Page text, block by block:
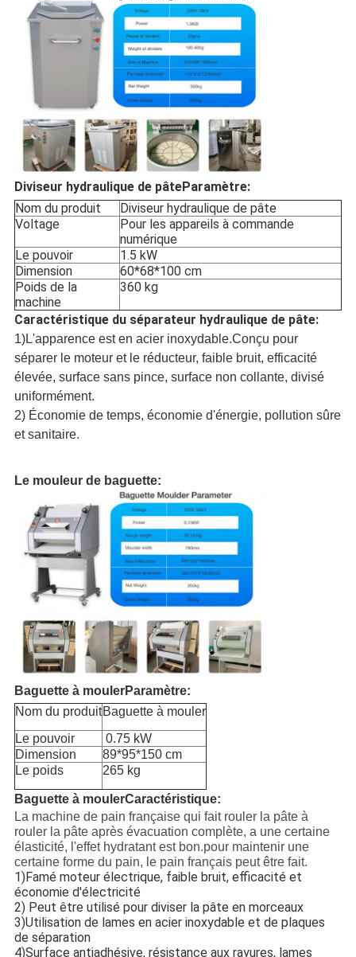
Diviseur hydraulique de pâteParamètre:
Nom du produit
Diviseur hydraulique de pâte
Voltage
Pour les appareils à commande
numérique
Le pouvoir
1.5 kW
Dimension
60*68*100 cm
Poids de la
machine
360 kg
Caractéristique du séparateur hydraulique de pâte:
1)L'apparence est en acier inoxydable.Conçu pour
séparer le moteur et le réducteur, faible bruit, efficacité
élevée, surface sans pince, surface non collante, divisé
uniformément.
2) Économie de temps, économie d'énergie, pollution sûre
et sanitaire.
Le mouleur de baguette:
Baguette à moulerParamètre:
Nom du produitBaguette à mouler
Le pouvoir
0.75 kW
Dimension
89*95*150 cm
Le poids
265 kg
Baguette à moulerCaractéristique:
La machine de pain française qui fait rouler la pâte à
rouler la pâte après évacuation complète, a une certaine
élasticité, l'effet hydratant est bon.pour maintenir une
certaine forme du pain, le pain français peut être fait.
1)Famé moteur électrique, faible bruit, efficacité et
économie d'électricité
2) Peut être utilisé pour diviser la pâte en morceaux
3)Utilisation de lames en acier inoxydable et de plaques
de séparation
4)Surface antiadhésive, résistance aux rayures, lames